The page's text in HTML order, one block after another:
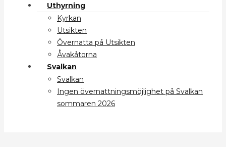
Uthyrning
Kyrkan
Utsikten
Övernatta på Utsikten
Åvakåtorna
Svalkan
Svalkan
Ingen övernattningsmöjlighet på Svalkan
sommaren 2026